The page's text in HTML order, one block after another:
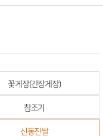
꽃게장(간장게장)
참조기
신동진쌀